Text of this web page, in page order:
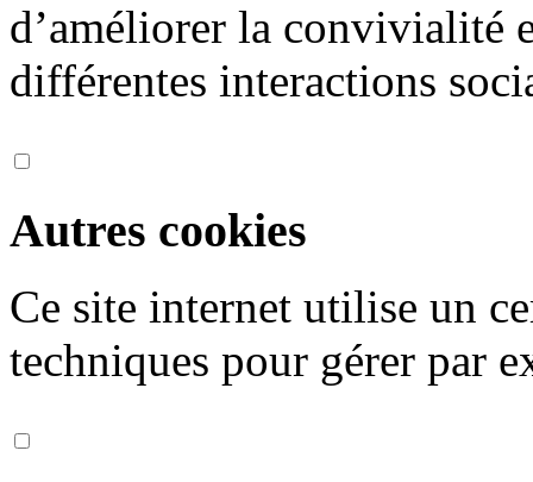
d’améliorer la convivialité
différentes interactions
Autres cookies
Ce site internet utilise un
techniques pour gérer par